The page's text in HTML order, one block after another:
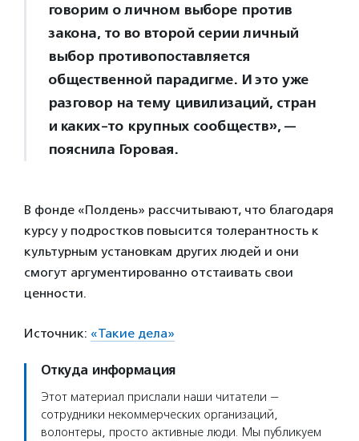
говорим о личном выборе против
закона, то во второй серии личный
выбор противопоставляется
общественной парадигме. И это уже
разговор на тему цивилизаций, стран
и каких-то крупных сообществ», —
пояснила Горовая.
В фонде «Полдень» рассчитывают, что благодаря
курсу у подростков повысится толерантность к
культурным установкам других людей и они
смогут аргументированно отстаивать свои
ценности.
Источник: «Такие дела»
Откуда информация
Этот материал прислали наши читатели —
сотрудники некоммерческих организаций,
волонтеры, просто активные люди. Мы публикуем